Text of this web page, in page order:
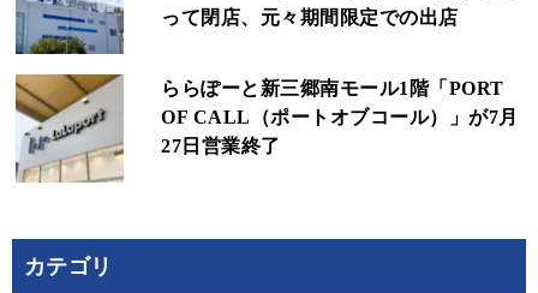
って閉店、元々期間限定での出店
ららぽーと新三郷南モール1階「PORT
OF CALL（ポートオブコール）」が7月
27日営業終了
カテゴリ